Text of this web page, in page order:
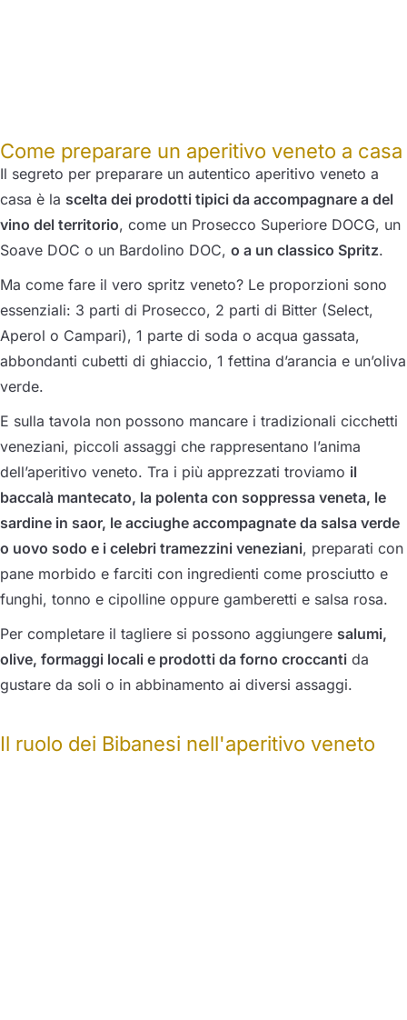
Come preparare un aperitivo veneto a casa
Il segreto per preparare un autentico aperitivo veneto a
casa è la scelta dei prodotti tipici da accompagnare a del
vino del territorio, come un Prosecco Superiore DOCG, un
Soave DOC o un Bardolino DOC, o a un classico Spritz.
Ma come fare il vero spritz veneto? Le proporzioni sono
essenziali: 3 parti di Prosecco, 2 parti di Bitter (Select,
Aperol o Campari), 1 parte di soda o acqua gassata,
abbondanti cubetti di ghiaccio, 1 fettina d’arancia e un’oliva
verde.
E sulla tavola non possono mancare i tradizionali cicchetti
veneziani, piccoli assaggi che rappresentano l’anima
dell’aperitivo veneto. Tra i più apprezzati troviamo il
baccalà mantecato, la polenta con soppressa veneta, le
sardine in saor, le acciughe accompagnate da salsa verde
o uovo sodo e i celebri tramezzini veneziani, preparati con
pane morbido e farciti con ingredienti come prosciutto e
funghi, tonno e cipolline oppure gamberetti e salsa rosa.
Per completare il tagliere si possono aggiungere salumi,
olive, formaggi locali e prodotti da forno croccanti da
gustare da soli o in abbinamento ai diversi assaggi.
Il ruolo dei Bibanesi nell'aperitivo veneto